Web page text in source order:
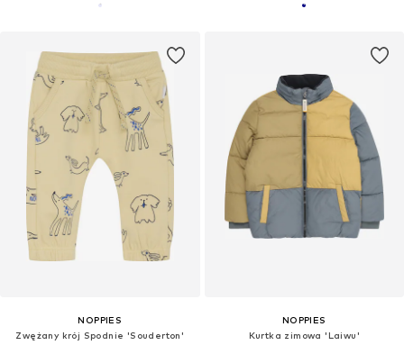
NOPPIES
Zwężany krój Spodnie 'Souderton'
NOPPIES
Kurtka zimowa 'Laiwu'